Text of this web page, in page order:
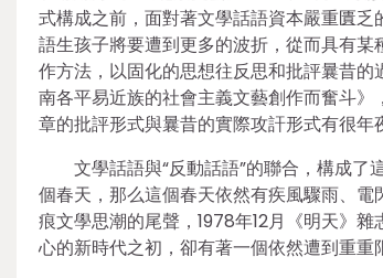
式構成之前，面對著文學話語資本嚴重匱
語生孩子將要遭到更多的波折，從而具有某
作方法，以固化的思想往反思和批評曩昔
南各平易近族的社會主義文藝創作而奮斗
章的批評形式與曩昔的實際攻訐形式有很年
文學話語與“反動話語”的聯合，構成
個春天，那么這個春天依然有疾風驟雨、電
痕文學思潮的尾聲，1978年12月《明天》
心的新時代之初，卻有著一個依然遭到重重